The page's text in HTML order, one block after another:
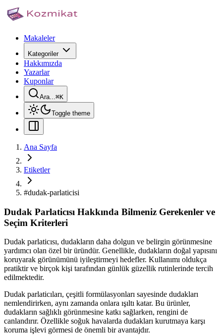
Makaleler
Kategoriler
Hakkımızda
Yazarlar
Kuponlar
Ara...⌘K
Toggle theme
Ana Sayfa
Etiketler
#dudak-parlaticisi
Dudak Parlaticısı Hakkında Bilmeniz Gerekenler ve
Seçim Kriterleri
Dudak parlaticısı, dudakların daha dolgun ve belirgin görünmesine
yardımcı olan özel bir üründür. Genellikle, dudakların doğal yapısını
koruyarak görünümünü iyileştirmeyi hedefler. Kullanımı oldukça
pratiktir ve birçok kişi tarafından günlük güzellik rutinlerinde tercih
edilmektedir.
Dudak parlaticıları, çeşitli formülasyonları sayesinde dudakları
nemlendirirken, aynı zamanda onlara ışıltı katar. Bu ürünler,
dudakların sağlıklı görünmesine katkı sağlarken, rengini de
canlandırır. Özellikle soğuk havalarda dudakları kurutmaya karşı
koruma işlevi görmesi de önemli bir avantajdır.